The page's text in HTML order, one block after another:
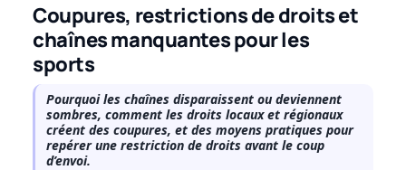
Coupures, restrictions de droits et
chaînes manquantes pour les
sports
Pourquoi les chaînes disparaissent ou deviennent
sombres, comment les droits locaux et régionaux
créent des coupures, et des moyens pratiques pour
repérer une restriction de droits avant le coup
d’envoi.